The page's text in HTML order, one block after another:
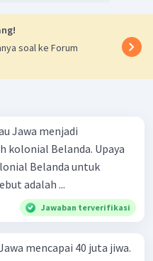
soal ke Forum
Jawa menjadi
kolonial Belanda. Upaya
Belanda untuk
adalah ...
Jawaban terverifikasi
mencapai 40 juta jiwa.